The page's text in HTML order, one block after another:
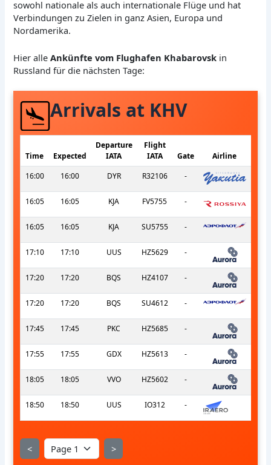
sowohl nationale als auch internationale Flüge und hat
Verbindungen zu Zielen in ganz Asien, Europa und
Nordamerika.
Hier alleAnkünfte vom Flughafen Khabarovsk in
Russland für die nächsten Tage:
Arrivals at KHV
Time Expected
Departure
IATA
Flight
IATA
Gate
Airline
16:00
16:00 DYR R32106 -
16:05 16:05 KJA FV5755 -
16:05 16:05 KJA SU5755 -
17:10 17:10 UUS HZ5629 -
17:20 17:20 BQS HZ4107 -
17:20 17:20 BQS SU4612 -
17:45 17:45 PKC HZ5685 -
17:55 17:55 GDX HZ5613 -
18:05 18:05 VVO HZ5602 -
18:50 18:50 UUS IO312 -
< >